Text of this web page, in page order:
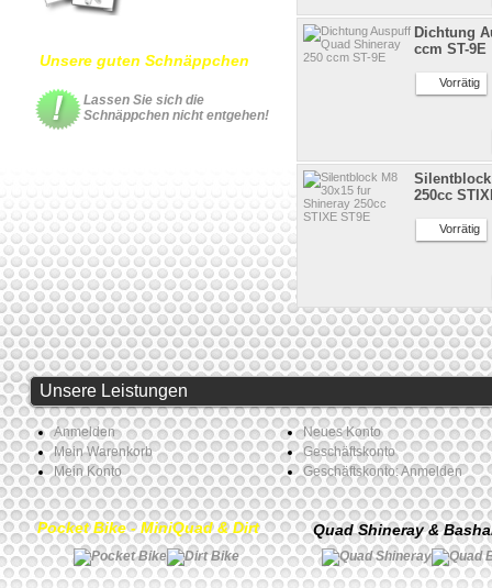
Unsere guten Schnäppchen
Lassen Sie sich die
Schnäppchen nicht entgehen!
Dichtung
ccm ST-9E
Vorrätig
Silentblock
250cc
Vorrätig
Unsere Leistungen
Anmelden
Mein Warenkorb
Mein Konto
Neues Konto
Geschäftskonto
Geschäftskonto: Anmelden
Pocket Bike - MiniQuad & Dirt Quad Shineray &